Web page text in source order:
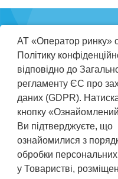
Міністерство
енергетики
України
ПРАВИЛА
ІНСТРУКЦІЯ
ПІДТРИМКА
rep@oree.com.ua
©2026 АТ «Оператор
АТ «Оператор ринку»
Політику
відповідно до
регламенту ЄС про
даних (GDPR).
кнопку
Ви підтверджуєте, що
ознайомилися з
обробки
у Товаристві,